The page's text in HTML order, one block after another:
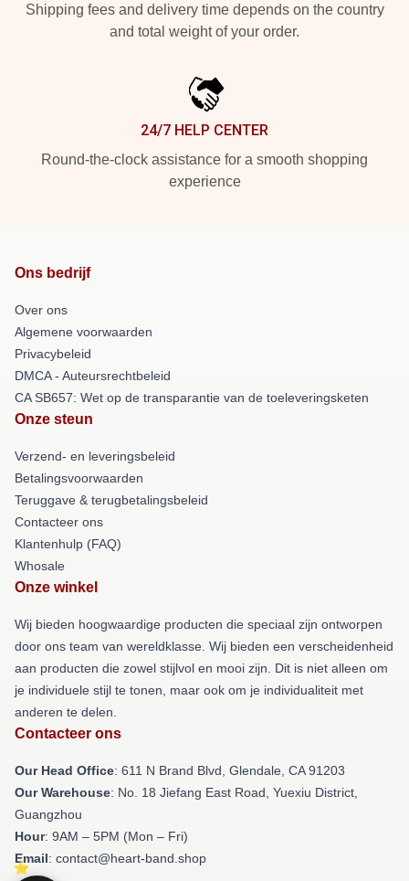
Shipping fees and delivery time depends on the country
and total weight of your order.
24/7 HELP CENTER
Round-the-clock assistance for a smooth shopping
experience
Ons bedrijf
Over ons
Algemene voorwaarden
Privacybeleid
DMCA - Auteursrechtbeleid
CA SB657: Wet op de transparantie van de toeleveringsketen
Onze steun
Verzend- en leveringsbeleid
Betalingsvoorwaarden
Teruggave & terugbetalingsbeleid
Contacteer ons
Klantenhulp (FAQ)
Whosale
Onze winkel
Wij bieden hoogwaardige producten die speciaal zijn ontworpen
door ons team van wereldklasse. Wij bieden een verscheidenheid
aan producten die zowel stijlvol en mooi zijn. Dit is niet alleen om
je individuele stijl te tonen, maar ook om je individualiteit met
anderen te delen.
Contacteer ons
Our Head Office: 611 N Brand Blvd, Glendale, CA 91203
Our Warehouse: No. 18 Jiefang East Road, Yuexiu District,
Guangzhou
Hour: 9AM – 5PM (Mon – Fri)
Email: contact@heart-band.shop